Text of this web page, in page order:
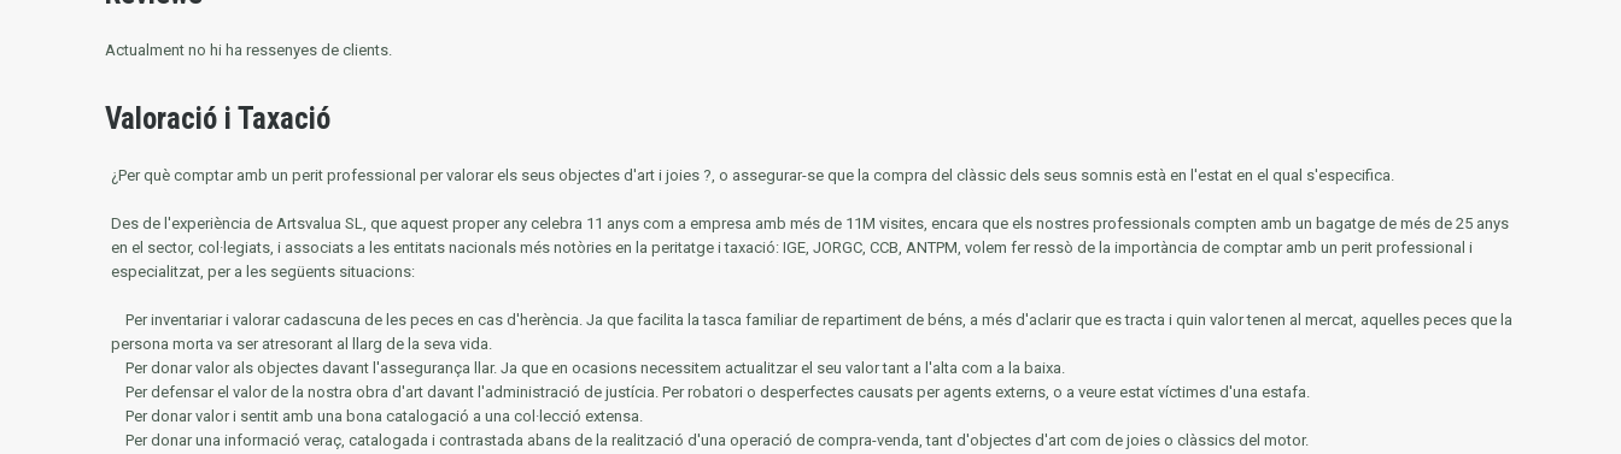
Actualment no hi ha ressenyes de clients.
Valoració i Taxació
¿Per què comptar amb un perit professional per valorar els seus objectes d'art i joies ?, o assegurar-se que la compra del clàssic dels seus somnis està en l'estat en el qual s'especifica.
Des de l'experiència de Artsvalua SL, que aquest proper any celebra 11 anys com a empresa amb més de 11M visites, encara que els nostres professionals compten amb un bagatge de més de 25 anys
en el sector, col·legiats, i associats a les entitats nacionals més notòries en la peritatge i taxació: IGE, JORGC, CCB, ANTPM, volem fer ressò de la importància de comptar amb un perit professional i
especialitzat, per a les següents situacions:
Per inventariar i valorar cadascuna de les peces en cas d'herència. Ja que facilita la tasca familiar de repartiment de béns, a més d'aclarir que es tracta i quin valor tenen al mercat, aquelles peces que la
persona morta va ser atresorant al llarg de la seva vida.
Per donar valor als objectes davant l'assegurança llar. Ja que en ocasions necessitem actualitzar el seu valor tant a l'alta com a la baixa.
Per defensar el valor de la nostra obra d'art davant l'administració de justícia. Per robatori o desperfectes causats per agents externs, o a veure estat víctimes d'una estafa.
Per donar valor i sentit amb una bona catalogació a una col·lecció extensa.
Per donar una informació veraç, catalogada i contrastada abans de la realització d'una operació de compra-venda, tant d'objectes d'art com de joies o clàssics del motor.